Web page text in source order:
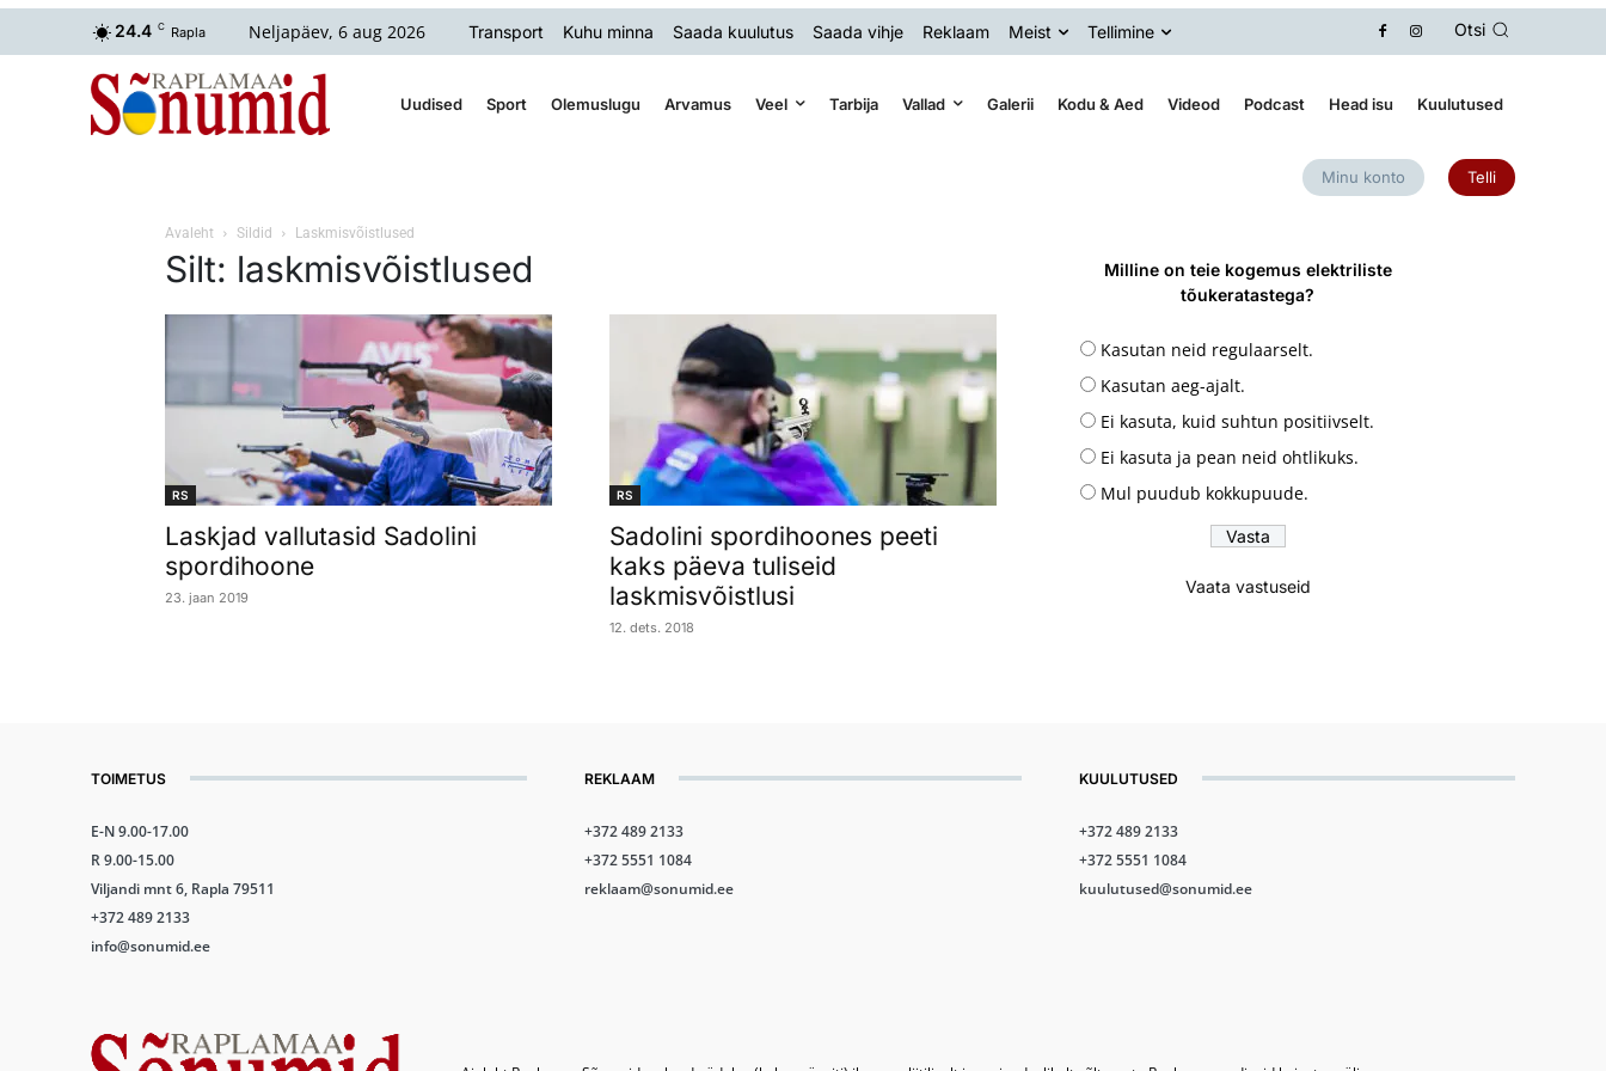
24.4 C Rapla Neljapäev, 6 aug 2026 Transport Kuhu minna Saada kuulutus Saada vihje Reklaam Meist Tellimine Otsi
Uudised Sport Olemuslugu Arvamus Veel Tarbija Vallad Galerii Kodu & Aed Videod Podcast Head isu Kuulutused
Minu konto Telli
Avaleht Sildid Laskmisvõistlused
Silt: laskmisvõistlused
RS
Laskjad vallutasid Sadolini
spordihoone
23. jaan 2019
RS
Sadolini spordihoones peeti
kaks päeva tuliseid
laskmisvõistlusi
12. dets. 2018
Milline on teie kogemus elektriliste
tõukeratastega?
Kasutan neid regulaarselt.
Kasutan aeg-ajalt.
Ei kasuta, kuid suhtun positiivselt.
Ei kasuta ja pean neid ohtlikuks.
Mul puudub kokkupuude.
Vaata vastuseid
TOIMETUS
E-N 9.00-17.00
R 9.00-15.00
Viljandi mnt 6, Rapla 79511
+372 489 2133
info@sonumid.ee
REKLAAM
+372 489 2133
+372 5551 1084
reklaam@sonumid.ee
KUULUTUSED
+372 489 2133
+372 5551 1084
kuulutused@sonumid.ee